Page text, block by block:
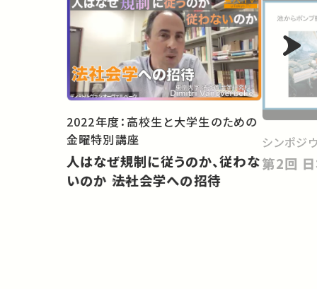
2022年度：高校生と大学生のための
金曜特別講座
人はなぜ規制に従うのか、従わな
いのか ――法社会学への招待
シンポジ
第